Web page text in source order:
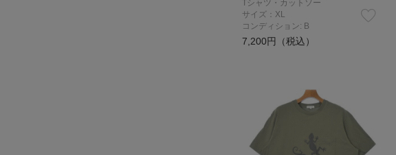
Tシャツ・カットソー
サイズ：XL
コンディション: B
7,200円（税込）